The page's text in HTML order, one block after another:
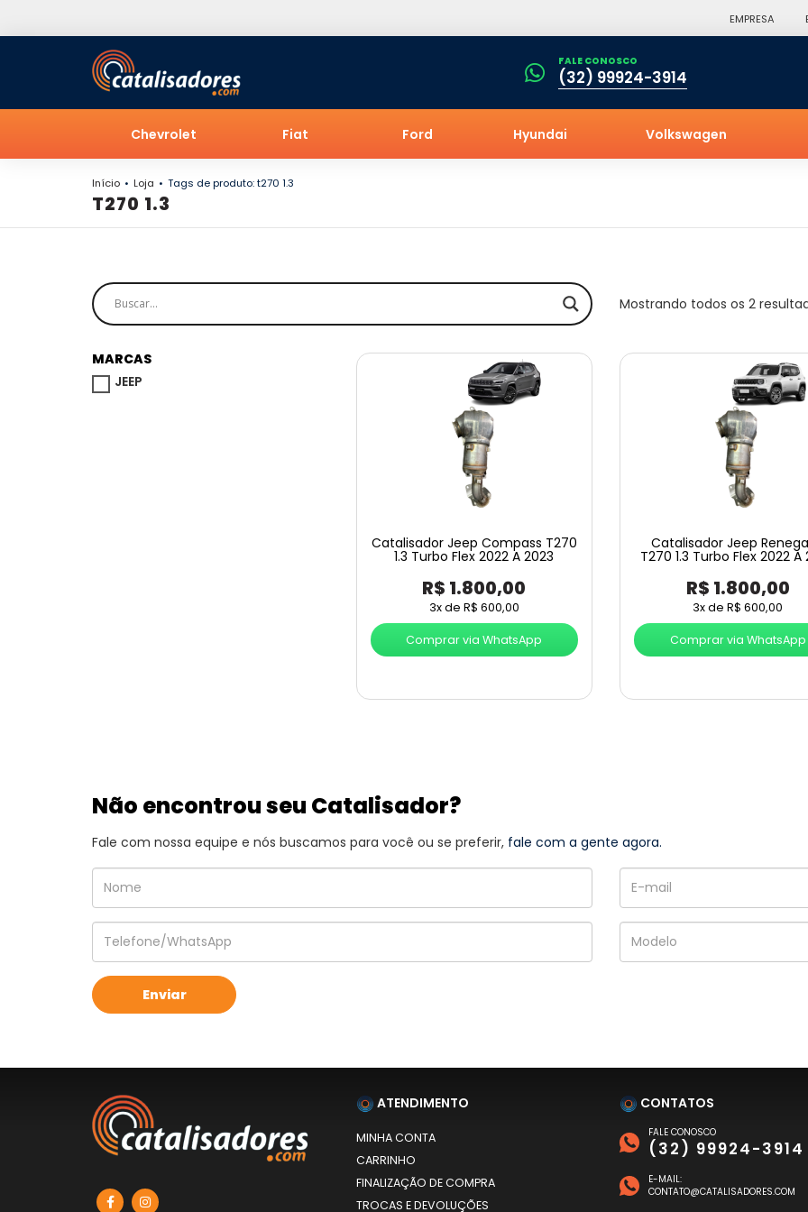
EMPRESA
FALE CONOSCO
(32) 99924-3914
Chevrolet Fiat Ford Hyundai Volkswagen
Início Loja Tags de produto: t270 1.3
T270 1.3
Mostrando todos os 2
MARCAS
JEEP
Catalisador Jeep Compass T270
1.3 Turbo Flex 2022 A 2023
R$ 1.800,00
3x de R$ 600,00
Comprar via WhatsApp
Catalisador Jeep
T270 1.3 Turbo Flex 2022 A
R$ 1.800,00
3x deR$ 600,00
Comprar via WhatsApp
Não encontrou seu Catalisador?
Fale com nossa equipe e nós buscamos para você ou se preferir, fale com a gente agora.
ATENDIMENTO
MINHA CONTA
CARRINHO
FINALIZAÇÃO DE COMPRA
TROCAS E DEVOLUÇÕES
CONTATOS
FALE CONOSCO
(32) 99924-3914
E-MAIL:
CONTATO@CATALISADORES.COM